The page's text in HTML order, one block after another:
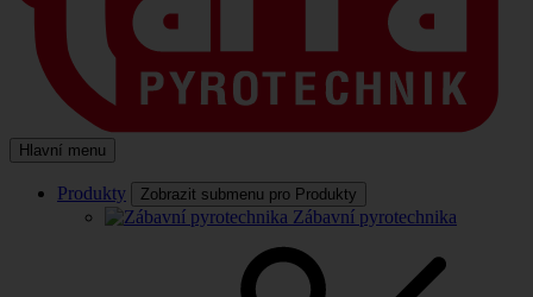
Hlavní menu
Produkty Zobrazit submenu pro Produkty
Zábavní pyrotechnika